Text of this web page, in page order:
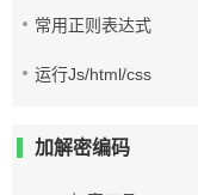
常用正则表达式
运行Js/html/css
加解密编码